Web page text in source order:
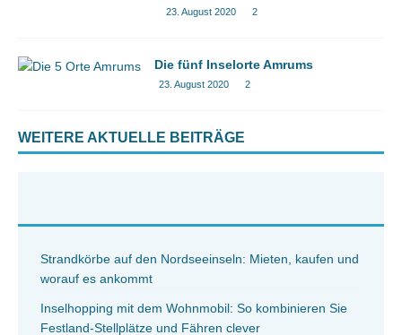
23. August 2020 2
Die fünf Inselorte Amrums
23. August 2020 2
WEITERE AKTUELLE BEITRÄGE
Strandkörbe auf den Nordseeinseln: Mieten, kaufen und
worauf es ankommt
Inselhopping mit dem Wohnmobil: So kombinieren Sie
Festland-Stellplätze und Fähren clever